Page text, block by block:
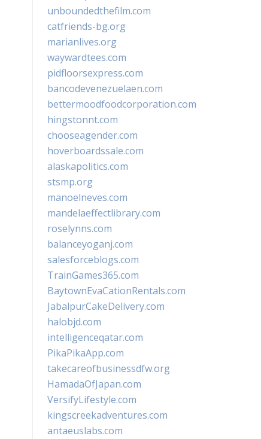
unboundedthefilm.com
catfriends-bg.org
marianlives.org
waywardtees.com
pidfloorsexpress.com
bancodevenezuelaen.com
bettermoodfoodcorporation.com
hingstonnt.com
chooseagender.com
hoverboardssale.com
alaskapolitics.com
stsmp.org
manoelneves.com
mandelaeffectlibrary.com
roselynns.com
balanceyoganj.com
salesforceblogs.com
TrainGames365.com
BaytownEvaCationRentals.com
JabalpurCakeDelivery.com
halobjd.com
intelligenceqatar.com
PikaPikaApp.com
takecareofbusinessdfw.org
HamadaOfJapan.com
VersifyLifestyle.com
kingscreekadventures.com
antaeuslabs.com